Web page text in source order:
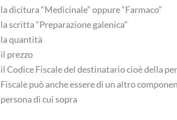
la dicitura “Medicinale” oppure “Farmaco”
la scritta “Preparazione galenica”
la quantità
il prezzo
il Codice Fiscale del destinatario cioè della
Fiscale può anche essere di un altro
persona di cui sopra